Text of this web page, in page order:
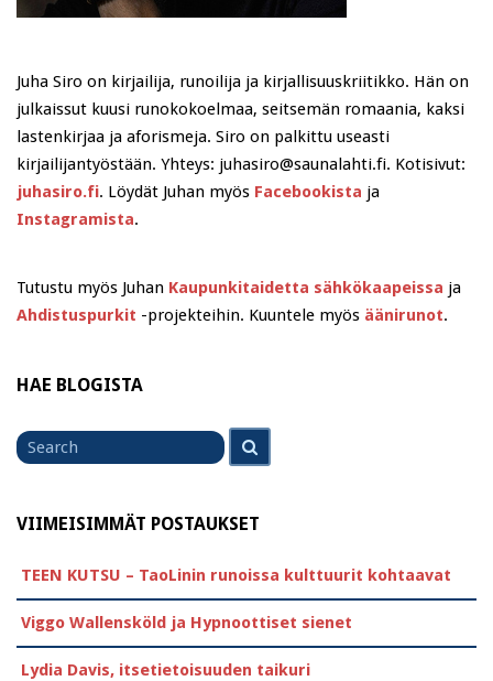
Juha Siro on kirjailija, runoilija ja kirjallisuuskriitikko. Hän on
julkaissut kuusi runokokoelmaa, seitsemän romaania, kaksi
lastenkirjaa ja aforismeja. Siro on palkittu useasti
kirjailijantyöstään. Yhteys: juhasiro@saunalahti.fi. Kotisivut:
juhasiro.fi. Löydät Juhan myös Facebookista ja
Instagramista.
Tutustu myös Juhan Kaupunkitaidetta sähkökaapeissa ja
Ahdistuspurkit -projekteihin. Kuuntele myös äänirunot.
HAE BLOGISTA
for
VIIMEISIMMÄT POSTAUKSET
TEEN KUTSU – TaoLinin runoissa kulttuurit kohtaavat
Viggo Wallensköld ja Hypnoottiset sienet
Lydia Davis, itsetietoisuuden taikuri